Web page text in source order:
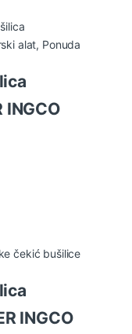
alat, Ponuda
INGCO
čekić bušilice
INGCO